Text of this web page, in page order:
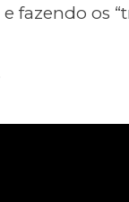
fazendo os